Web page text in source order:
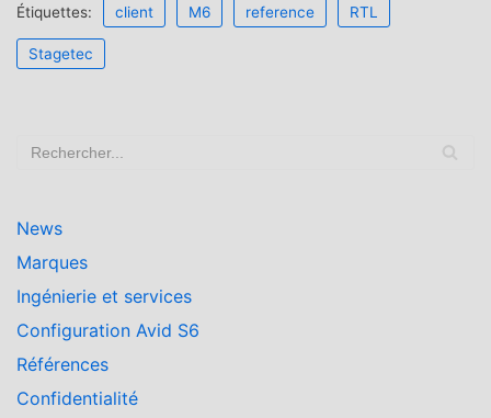
Étiquettes: client M6 reference RTL
Stagetec
News
Marques
Ingénierie et services
Configuration Avid S6
Références
Confidentialité